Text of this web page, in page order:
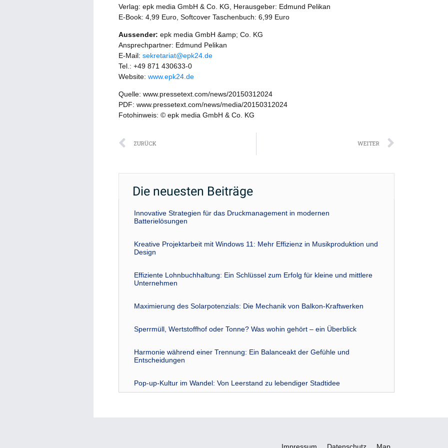
Verlag: epk media GmbH & Co. KG, Herausgeber: Edmund Pelikan
E-Book: 4,99 Euro, Softcover Taschenbuch: 6,99 Euro
Aussender: epk media GmbH &amp; Co. KG
Ansprechpartner: Edmund Pelikan
E-Mail: sekretariat@epk24.de
Tel.: +49 871 430633-0
Website: www.epk24.de
Quelle: www.pressetext.com/news/20150312024
PDF: www.pressetext.com/news/media/20150312024
Fotohinweis: © epk media GmbH & Co. KG
Zurück
ZURÜCK WEITER
Die neuesten Beiträge
Innovative Strategien für das Druckmanagement in modernen
Batterielösungen
Kreative Projektarbeit mit Windows 11: Mehr Effizienz in Musikproduktion und
Design
Effiziente Lohnbuchhaltung: Ein Schlüssel zum Erfolg für kleine und mittlere
Unternehmen
Maximierung des Solarpotenzials: Die Mechanik von Balkon-Kraftwerken
Sperrmüll, Wertstoffhof oder Tonne? Was wohin gehört – ein Überblick
Harmonie während einer Trennung: Ein Balanceakt der Gefühle und
Entscheidungen
Pop-up-Kultur im Wandel: Von Leerstand zu lebendiger Stadtidee